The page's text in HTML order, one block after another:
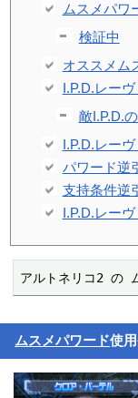
ムスメパワ
検証中
オススメム
I.P.D.レー
敵I.P.D.
I.P.D.レー
パワード逆
支持条件逆
I.P.D.レー
アルトネリコ2 の
ムスメパワード使